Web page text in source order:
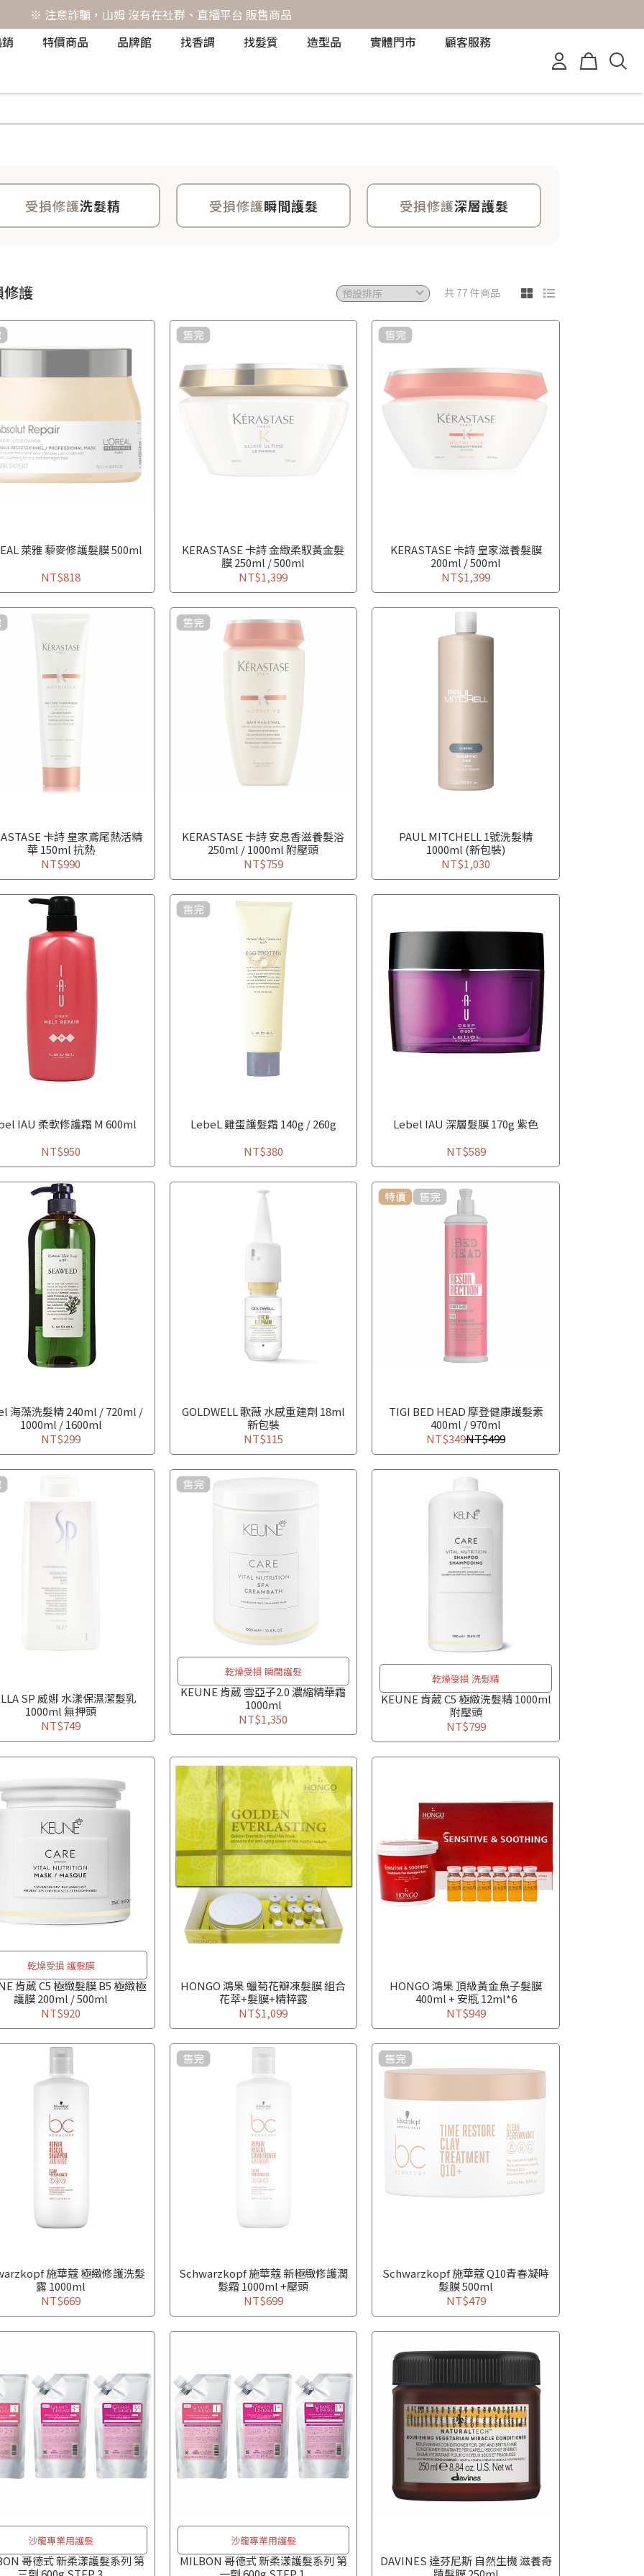
※ 注意詐騙，山姆 沒有在社群、直播平台 販售商品
特價商品 品牌館 找香調 找髮質 造型品 實體門市 顧客服務
受損修護洗髮精 受損修護瞬間護髮 受損修護深層護髮
修護 共 77 件商品
萊雅 藜麥修護髮膜 500ml
NT$818
KERASTASE 卡詩 金緻柔馭黃金髮
膜 250ml / 500ml
NT$1,399
KERASTASE 卡詩 皇家滋養髮膜
200ml / 500ml
NT$1,399
卡詩 皇家鳶尾熱活精
華 150ml 抗熱
NT$990
KERASTASE 卡詩 安息香滋養髮浴
250ml / 1000ml 附壓頭
NT$759
PAUL MITCHELL 1號洗髮精
1000ml (新包裝)
NT$1,030
IAU 柔軟修護霜 M 600ml
NT$950
LebeL 雞蛋護髮霜 140g / 260g
NT$380
Lebel IAU 深層髮膜 170g 紫色
NT$589
海藻洗髮精 240ml / 720ml /
1000ml / 1600ml
NT$299
GOLDWELL 歌薇 水感重建劑 18ml
新包裝
NT$115
TIGI BED HEAD 摩登健康護髮素
400ml / 970ml
NT$349NT$499
SP 威娜 水漾保濕潔髮乳
1000ml 無押頭
NT$749
乾燥受損 瞬間護髮
KEUNE 肯葳 雪亞子2.0 濃縮精華霜
1000ml
NT$1,350
乾燥受損 洗髮精
KEUNE 肯葳 C5 極緻洗髮精 1000ml
附壓頭
NT$799
乾燥受損 護髮膜
肯葳 C5 極緻髮膜 B5 極緻極
護膜 200ml / 500ml
NT$920
HONGO 鴻果 蠟菊花瓣凍髮膜 組合
花萃+髮膜+精粹露
NT$1,099
HONGO 鴻果 頂級黃金魚子髮膜
400ml + 安瓶 12ml*6
NT$949
施華蔻 極緻修護洗髮
露 1000ml
NT$669
Schwarzkopf 施華蔻 新極緻修護潤
髮霜 1000ml +壓頭
NT$699
Schwarzkopf 施華蔻 Q10青春凝時
髮膜 500ml
NT$479
沙龍專業用護髮
哥德式 新柔漾護髮系列 第
沙龍專業用護髮
MILBON 哥德式 新柔漾護髮系列 第
DAVINES 達芬尼斯 自然生機 滋養奇